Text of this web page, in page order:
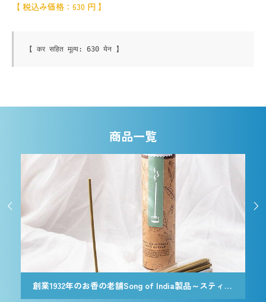
【 税込み価格：630 円 】
【 कर सहित मूल्य: 630 येन 】
商品一覧
創業1932年のお香の老舗Song of India製品～スティック香＆お香立てセット[Botanicaly Collection] – ハニーサックルジャスミン
 